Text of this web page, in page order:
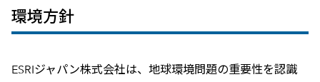
環境方針
ESRIジャパン株式会社は、地球環境問題の重要性を認識